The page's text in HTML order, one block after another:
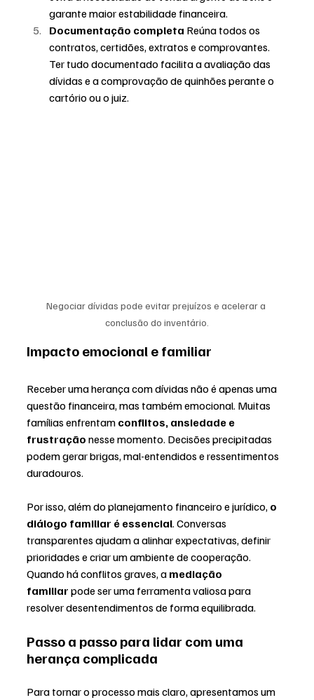
garante maior estabilidade financeira.
Documentação completa Reúna todos os
contratos, certidões, extratos e comprovantes.
Ter tudo documentado facilita a avaliação das
dívidas e a comprovação de quinhões perante o
cartório ou o juiz.
Negociar dívidas pode evitar prejuízos e acelerar a
conclusão do inventário.
Impacto emocional e familiar
Receber uma herança com dívidas não é apenas uma
questão financeira, mas também emocional. Muitas
famílias enfrentam conflitos, ansiedade e
frustração nesse momento. Decisões precipitadas
podem gerar brigas, mal-entendidos e ressentimentos
duradouros.
Por isso, além do planejamento financeiro e jurídico, o
diálogo familiar é essencial. Conversas
transparentes ajudam a alinhar expectativas, definir
prioridades e criar um ambiente de cooperação.
Quando há conflitos graves, a mediação
familiar pode ser uma ferramenta valiosa para
resolver desentendimentos de forma equilibrada.
Passo a passo para lidar com uma
herança complicada
Para tornar o processo mais claro, apresentamos um